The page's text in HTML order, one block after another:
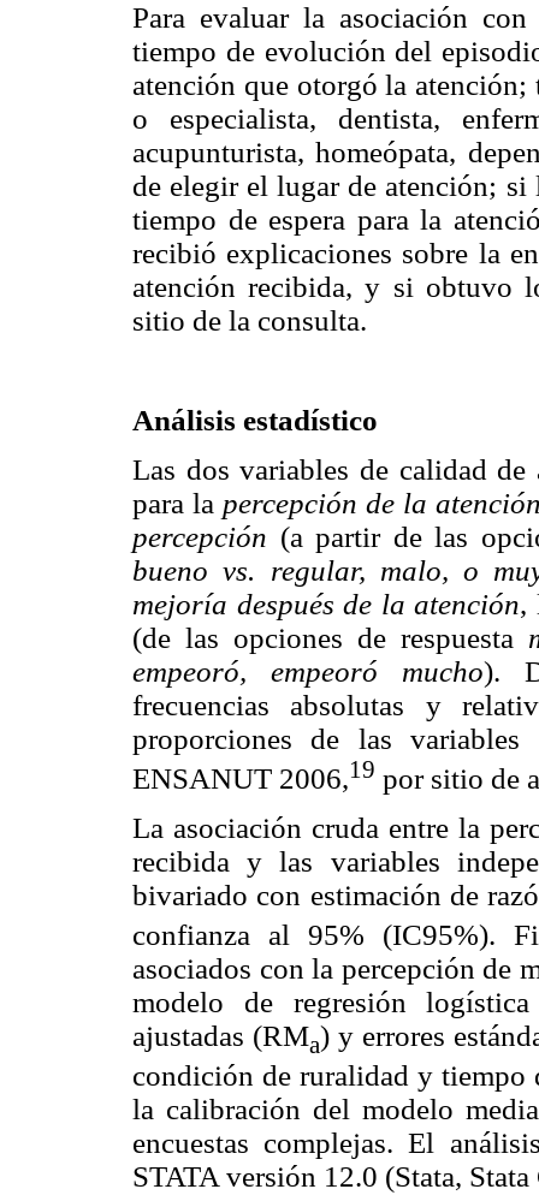
Para evaluar la asociación
tiempo de evolución del
atención que otorgó la
o especialista, dentista,
acupunturista, homeópata,
de elegir el lugar de atención;
tiempo de espera para la
recibió explicaciones sobre la
atención recibida, y si obtuvo
sitio de la consulta.
Análisis estadístico
Las dos variables de calidad de
para la percepción de la
percepción (a partir de las
bueno vs. regular, malo, o
mejoría después de la atención,
(de las opciones de respuesta
empeoró, empeoró mucho).
frecuencias absolutas y
proporciones de las
ENSANUT 2006,19 por sitio de
La asociación cruda entre la
recibida y las variables
bivariado con estimación de
confianza al 95% (IC95%).
asociados con la percepción de
modelo de regresión
ajustadas (RMa) y errores
condición de ruralidad y tiempo
la calibración del modelo
encuestas complejas. El
STATA versión 12.0 (Stata,